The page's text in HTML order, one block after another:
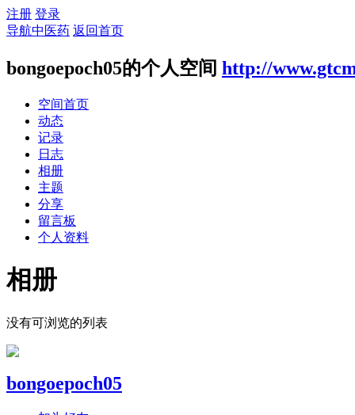
注册 登录
导航中医药 返回首页
bongoepoch05的个人空间 http://
空间首页
动态
记录
日志
相册
主题
分享
留言板
个人资料
相册
没有可浏览的列表
bongoepoch05